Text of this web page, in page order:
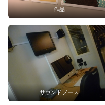
作品
サウンドブース